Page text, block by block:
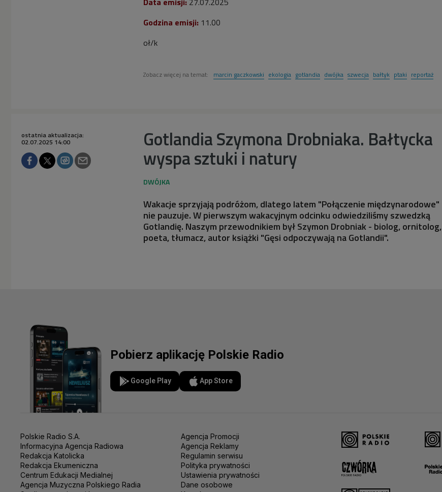
Godzina emisji: 11.00
oł/k
Zobacz więcej na temat: marcin gaczkowski ekologia gotlandia dwójka szwecja bałtyk ptaki reportaż
Gotlandia Szymona Drobniaka. Bałtycka
wyspa sztuki i natury
ostatnia aktualizacja:
02.07.2025 14:00
Wakacje sprzyjają podróżom, dlatego latem "Połączenie międzynarodowe"
nie pauzuje. W pierwszym wakacyjnym odcinku odwiedziliśmy szwedzką
Gotlandię. Naszym przewodnikiem był Szymon Drobniak - biolog, ornitolog,
poeta, tłumacz, autor książki "Gęsi odpoczywają na Gotlandii".
Pobierz aplikację Polskie Radio
Google Play App Store
Polskie Radio S.A.
Informacyjna Agencja Radiowa
Redakcja Katolicka
Redakcja Ekumeniczna
Centrum Edukacji Medialnej
Agencja Muzyczna Polskiego Radia
Agencja Promocji
Agencja Reklamy
Regulamin serwisu
Polityka prywatności
Ustawienia prywatności
Dane osobowe